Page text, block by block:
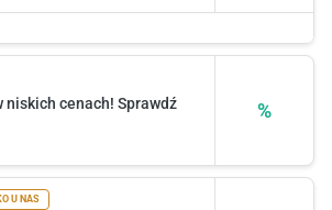
%
niskich cenach! Sprawdź
U NAS